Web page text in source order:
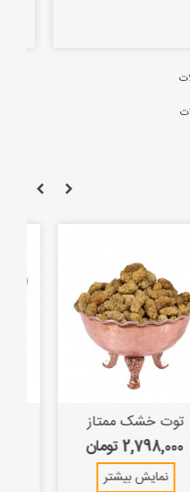
توت خشک ممتاز
2,798,000 تومان
نمایش بیشتر